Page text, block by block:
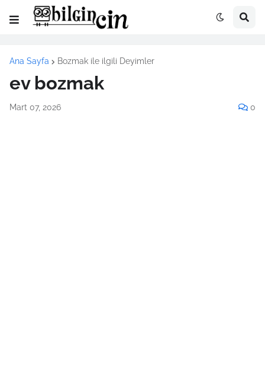
Ana Sayfa Bozmak ile ilgili Deyimler
ev bozmak
Mart 07, 2026 0